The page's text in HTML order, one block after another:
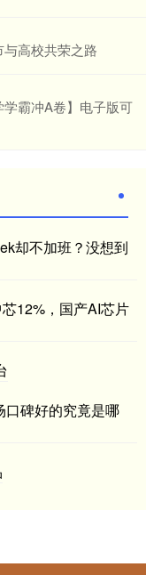
高校共荣之路
霸冲A卷】电子版可
却不加班？没想到
12%，国产AI芯片
口碑好的究竟是哪